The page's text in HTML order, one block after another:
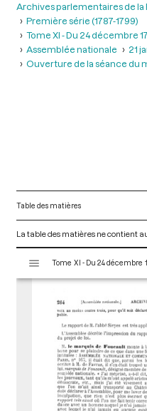
Archives parlementaires de la
Première série (1787-1799)
Tome XI - Du 24 décembre
Assemblée nationale
21
Ouverture de la séance du
Table des matières
La table des matières ne contient
s
Tome XI - Du 24 décembre